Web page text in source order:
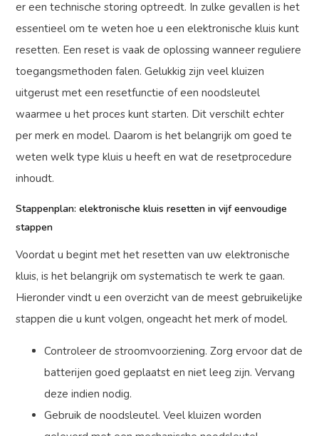
er een technische storing optreedt. In zulke gevallen is het
essentieel om te weten hoe u een elektronische kluis kunt
resetten. Een reset is vaak de oplossing wanneer reguliere
toegangsmethoden falen. Gelukkig zijn veel kluizen
uitgerust met een resetfunctie of een noodsleutel
waarmee u het proces kunt starten. Dit verschilt echter
per merk en model. Daarom is het belangrijk om goed te
weten welk type kluis u heeft en wat de resetprocedure
inhoudt.
Stappenplan: elektronische kluis resetten in vijf eenvoudige
stappen
Voordat u begint met het resetten van uw elektronische
kluis, is het belangrijk om systematisch te werk te gaan.
Hieronder vindt u een overzicht van de meest gebruikelijke
stappen die u kunt volgen, ongeacht het merk of model.
Controleer de stroomvoorziening. Zorg ervoor dat de
batterijen goed geplaatst en niet leeg zijn. Vervang
deze indien nodig.
Gebruik de noodsleutel. Veel kluizen worden